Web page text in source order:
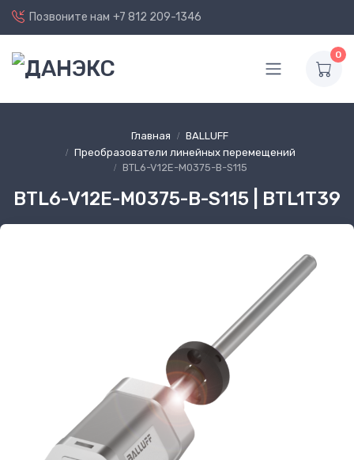
Позвоните нам +7 812 209-1346
0
Главная
BALLUFF
Преобразователи линейных перемещений
BTL6-V12E-M0375-B-S115
BTL6-V12E-M0375-B-S115 | BTL1T39